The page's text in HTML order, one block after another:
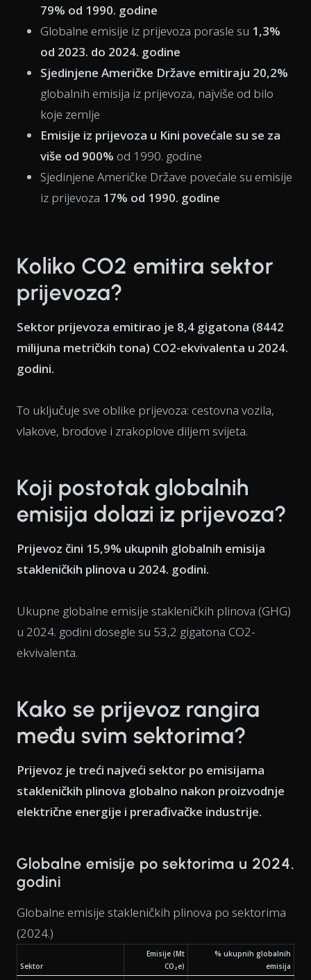
79% od 1990. godine
Globalne emisije iz prijevoza porasle su 1,3%
od 2023. do 2024. godine
Sjedinjene Američke Države emitiraju 20,2%
globalnih emisija iz prijevoza, najviše od bilo
koje zemlje
Emisije iz prijevoza u Kini povećale su se za
više od 900% od 1990. godine
Sjedinjene Američke Države povećale su emisije
iz prijevoza 17% od 1990. godine
Koliko CO2 emitira sektor
prijevoza?
Sektor prijevoza emitirao je 8,4 gigatona (8442
milijuna metričkih tona) CO2-ekvivalenta u 2024.
godini.
To uključuje sve oblike prijevoza: cestovna vozila,
vlakove, brodove i zrakoplove diljem svijeta.
Koji postotak globalnih
emisija dolazi iz prijevoza?
Prijevoz čini 15,9% ukupnih globalnih emisija
stakleničkih plinova u 2024. godini.
Ukupne globalne emisije stakleničkih plinova (GHG)
u 2024. godini dosegle su 53,2 gigatona CO2-
ekvivalenta.
Kako se prijevoz rangira
među svim sektorima?
Prijevoz je treći najveći sektor po emisijama
stakleničkih plinova globalno nakon proizvodnje
električne energije i prerađivačke industrije.
Globalne emisije po sektorima u 2024.
godini
Globalne emisije stakleničkih plinova po sektorima
(2024.)
Sektor
Emisije (Mt
CO₂e)
% ukupnih globalnih
emisija